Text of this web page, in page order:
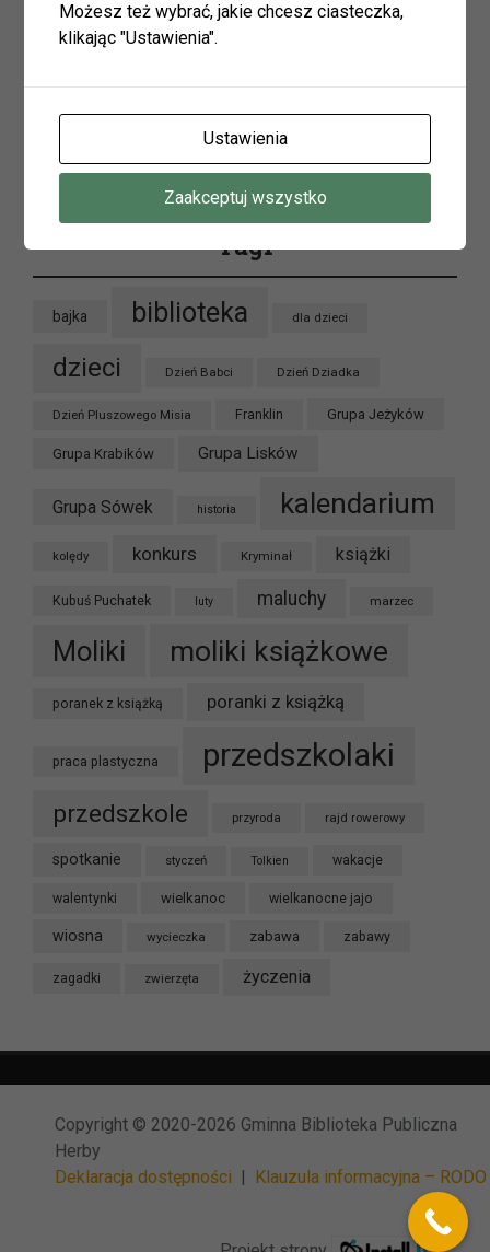
Szukaj
Archiwum
Tagi
bajka biblioteka dla dzieci
dzieci Dzień Babci Dzień Dziadka
Dzień Pluszowego Misia Franklin Grupa Jeżyków
Grupa Krabików Grupa Lisków
Grupa Sówek historia kalendarium
kolędy konkurs Kryminał książki
Kubuś Puchatek luty maluchy marzec
Moliki moliki książkowe
poranek z książką poranki z książką
praca plastyczna przedszkolaki
przedszkole przyroda rajd rowerowy
spotkanie styczeń Tolkien wakacje
walentynki wielkanoc wielkanocne jajo
wiosna wycieczka zabawa zabawy
zagadki zwierzęta życzenia
Copyright © 2020-2026 Gminna Biblioteka Publiczna
Herby
Deklaracja dostępności
Klauzula informacyjna – RODO
Możesz też wybrać, jakie chcesz ciasteczka,
klikając "Ustawienia".
Ustawienia
Zaakceptuj wszystko